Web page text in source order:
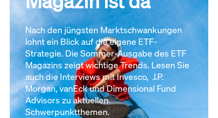
Nach den jüngsten Marktschwankungen
lohnt ein Blick auf die eigene ETF-
Strategie. Die Sommer-Ausgabe des ETF
Magazins zeigt wichtige Trends. Lesen Sie
auch die Interviews mit Invesco, J.P.
Morgan, vanEck und Dimensional Fund
Advisors zu aktuellen
Schwerpunktthemen.